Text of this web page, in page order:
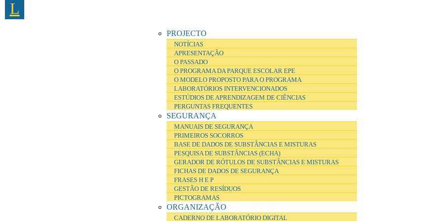
Passar para o conteúdo principal
L
PROJECTO
NOTÍCIAS
APRESENTAÇÃO
O PASSADO
O PROGRAMA DA PARQUE ESCOLAR EPE
O MODELO PROPOSTO PARA O PROGRAMA
LABORATÓRIOS INTERVENCIONADOS
ESTÚDIOS DE APRENDIZAGEM DE CIÊNCIAS
PERGUNTAS FREQUENTES
SEGURANÇA
MANUAIS DE SEGURANÇA
PRIMEIROS SOCORROS
BASE DE DADOS DE SUBSTÂNCIAS E MISTURAS
PESQUISA DE SUBSTÂNCIAS (ECHA)
GERADOR DE RÓTULOS DE SUBSTÂNCIAS E MISTURAS
FICHAS DE DADOS DE SEGURANÇA
FRASES H E P
GESTÃO DE RESÍDUOS
PICTOGRAMAS
ORGANIZAÇÃO
CADERNO DE LABORATÓRIO DIGITAL